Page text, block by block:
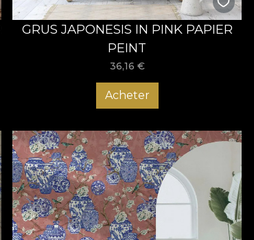
GRUS JAPONESIS IN PINK PAPIER
PEINT
36,16 €
Acheter